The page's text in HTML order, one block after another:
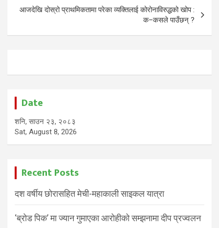
आजदेखि दोस्रो प्राथमिकतामा परेका व्यक्तिलाई कोरोनाविरुद्धको खोप :
क–कसले पाउँछन् ?
Date
शनि, साउन २३, २०८३
Sat, August 8, 2026
Recent Posts
दश वर्षीय छोरासहित मेची-महाकाली साइकल यात्रा
‘ब्रोड पिक’ मा ज्यान गुमाएका आरोहीको सम्झनामा दीप प्रज्वलन